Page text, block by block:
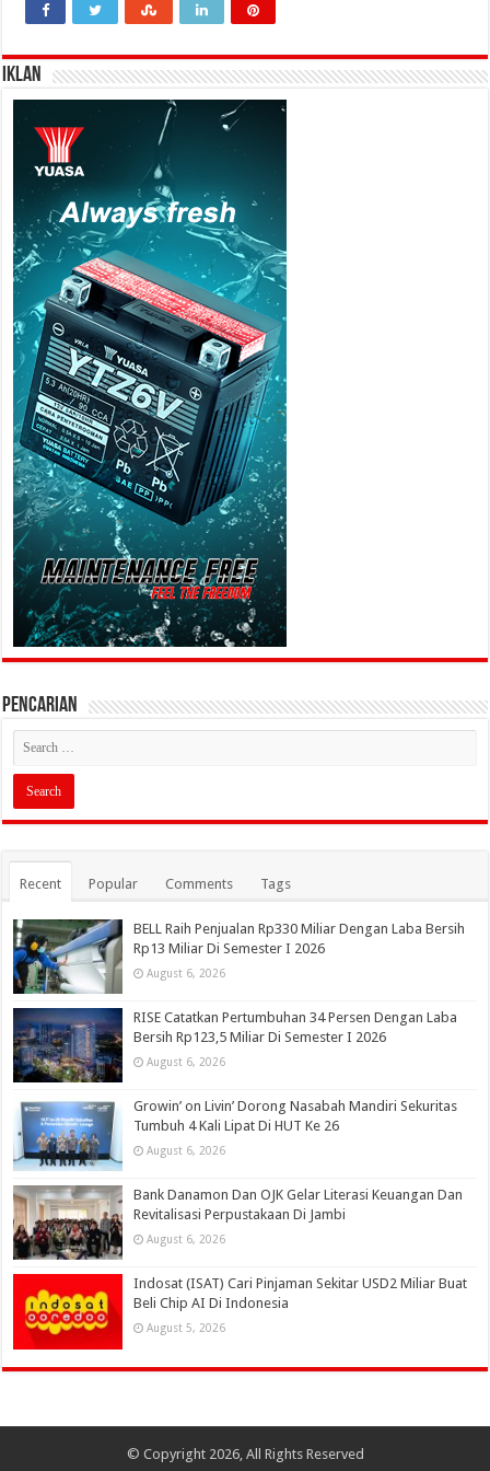
IKLAN
PENCARIAN
Recent Popular Comments Tags
BELL Raih Penjualan Rp330 Miliar Dengan Laba Bersih
Rp13 Miliar Di Semester I 2026
August 6, 2026
RISE Catatkan Pertumbuhan 34 Persen Dengan Laba
Bersih Rp123,5 Miliar Di Semester I 2026
August 6, 2026
Growin’ on Livin’ Dorong Nasabah Mandiri Sekuritas
Tumbuh 4 Kali Lipat Di HUT Ke 26
August 6, 2026
Bank Danamon Dan OJK Gelar Literasi Keuangan Dan
Revitalisasi Perpustakaan Di Jambi
August 6, 2026
Indosat (ISAT) Cari Pinjaman Sekitar USD2 Miliar Buat
Beli Chip AI Di Indonesia
August 5, 2026
© Copyright 2026, All Rights Reserved